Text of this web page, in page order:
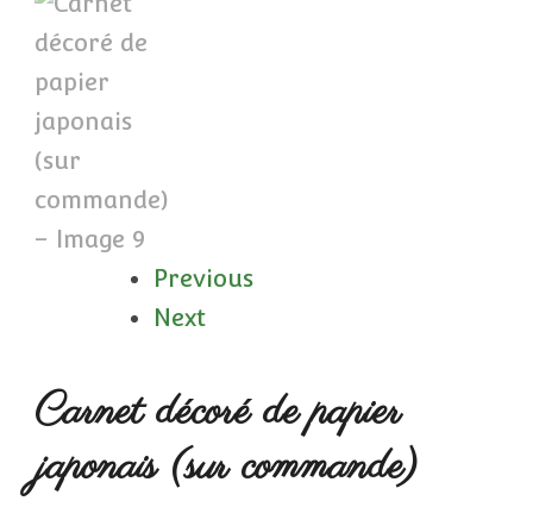
Previous
Next
Carnet décoré de papier
japonais (sur commande)